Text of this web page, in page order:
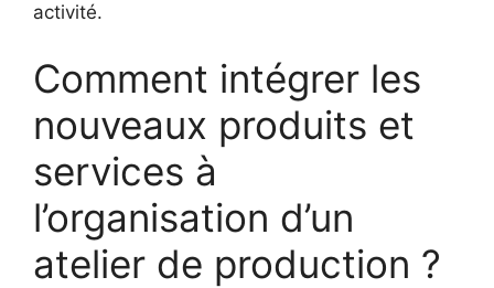
activité.
Comment intégrer les
nouveaux produits et
services à
l’organisation d’un
atelier de production ?